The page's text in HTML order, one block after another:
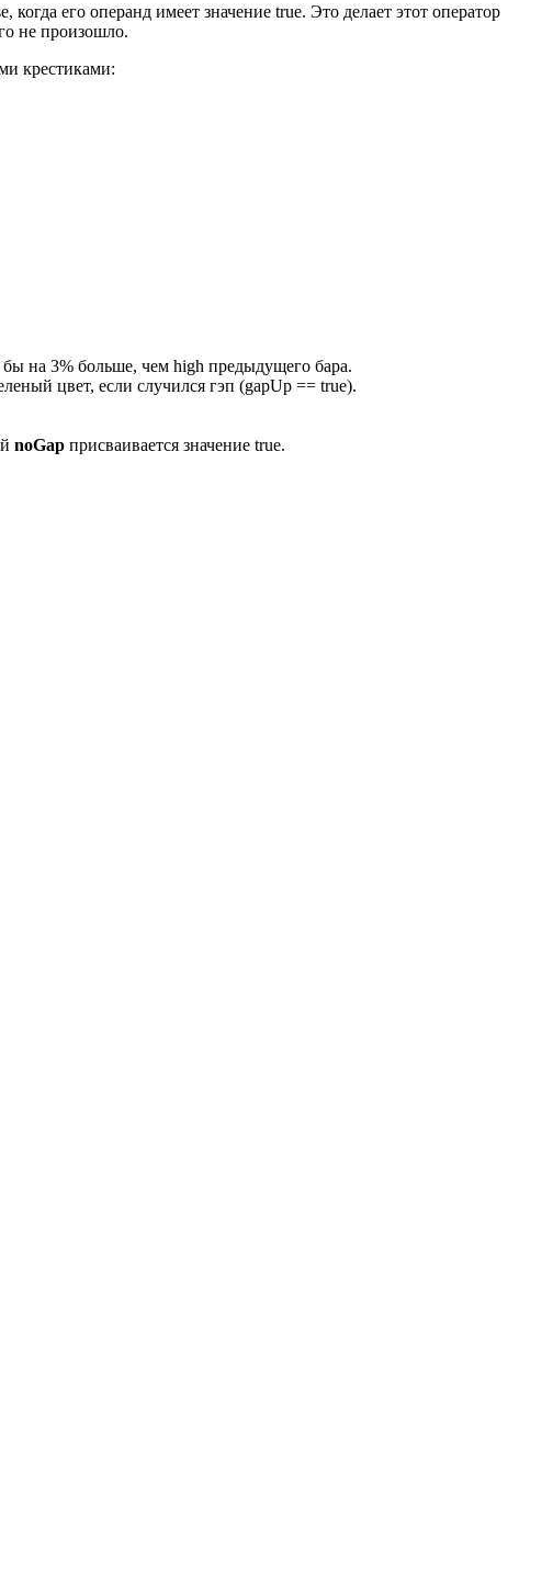
его операнд имеет значение true. Это делает этот оператор
не произошло.
крестиками:
бы на 3% больше, чем high предыдущего бара.
цвет, если случился гэп (gapUp == true).
noGap присваивается значение true.